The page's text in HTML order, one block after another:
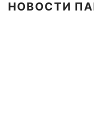
НОВОСТИ